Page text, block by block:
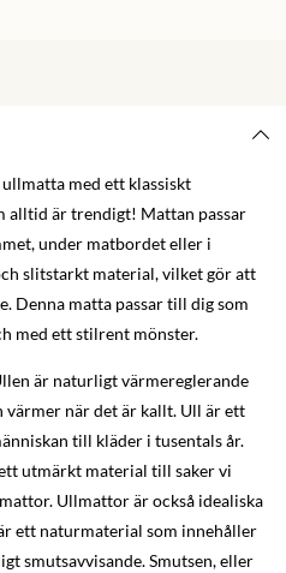
med ett klassiskt
alltid är trendigt! Mattan passar
under matbordet eller i
slitstarkt material, vilket gör att
Denna matta passar till dig som
med ett stilrent mönster.
är naturligt värmereglerande
värmer när det är kallt. Ull är ett
till kläder i tusentals år.
utmärkt material till saker vi
Ullmattor är också idealiska
ett naturmaterial som innehåller
smutsavvisande. Smutsen, eller